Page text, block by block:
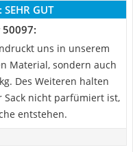
SEHR GUT
uns in unserem
Material, sondern auch
Des Weiteren halten
Sack nicht parfümiert ist,
entstehen.